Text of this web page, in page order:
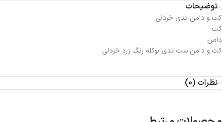
توضیحات
کت و دامن تدی خردلی
کت
دامن
کت و دامن ست تدی بوکله رنگ زرد خردلی
نظرات (0)